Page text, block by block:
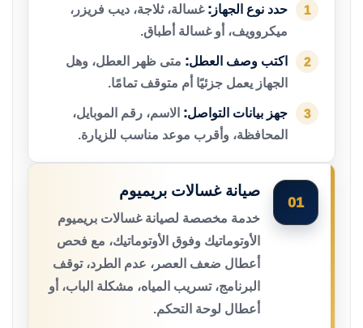
1 حدد نوع الجهاز: غسالة، ثلاجة، ديب فريزر،
ميكروويف، أو غسالة أطباق.
2 اكتب وصف العطل: متى ظهر العطل، وهل
الجهاز يعمل جزئيًا أم متوقف تمامًا.
3 جهز بيانات التواصل: الاسم، رقم الموبايل،
المحافظة، وأقرب موعد مناسب للزيارة.
01
صيانة غسالات بريميوم
خدمة مخصصة لصيانة غسالات بريميوم
الأوتوماتيك وفوق الأوتوماتيك، مع فحص
أعطال ضعف العصر، عدم الطرد، توقف
البرنامج، تسريب المياه، مشكلة الباب، أو
أعطال لوحة التحكم.